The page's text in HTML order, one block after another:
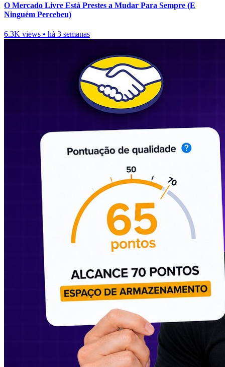
O Mercado Livre Está Prestes a Mudar Para Sempre (E
Ninguém Percebeu)
6.3K views • há 3 semanas